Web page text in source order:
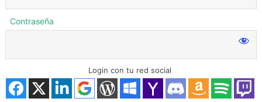
Acceder
Contraseña
Login con tu red social